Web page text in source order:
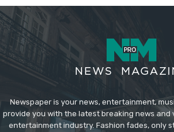
Newspaper is your news, entertainment,
provide you with the latest breaking news and
entertainment industry. Fashion fades, only